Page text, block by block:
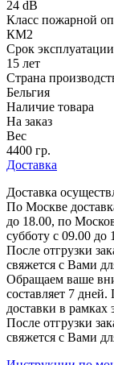
24 dB
Класс пожарной
КМ2
Срок эксплуатации
15 лет
Страна
Бельгия
Наличие товара
На заказ
Вес
4400 гр.
Доставка
Доставка
По Москве
до 18.00, по
субботу с 09.00 до
После отгрузки
свяжется с Вами
Обращаем ваше
составляет 7
доставки в рамках
После отгрузки
свяжется с Вами